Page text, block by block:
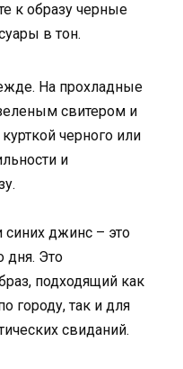
к образу черные
в тон.
На прохладные
свитером и
черного или
и
синих джинс – это
дня. Это
подходящий как
городу, так и для
свиданий.